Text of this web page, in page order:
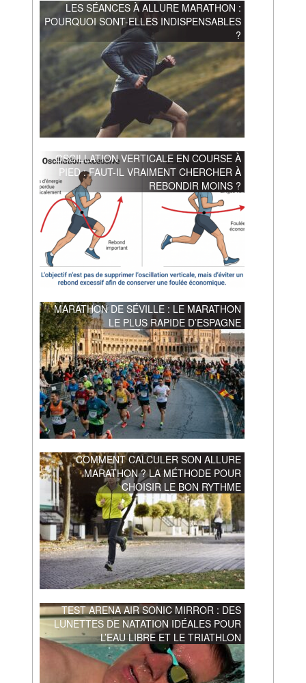
LES SÉANCES À ALLURE MARATHON :
POURQUOI SONT-ELLES INDISPENSABLES
?
OSCILLATION VERTICALE EN COURSE À
PIED : FAUT-IL VRAIMENT CHERCHER À
REBONDIR MOINS ?
MARATHON DE SÉVILLE : LE MARATHON
LE PLUS RAPIDE D’ESPAGNE
COMMENT CALCULER SON ALLURE
MARATHON ? LA MÉTHODE POUR
CHOISIR LE BON RYTHME
TEST ARENA AIR SONIC MIRROR : DES
LUNETTES DE NATATION IDÉALES POUR
L’EAU LIBRE ET LE TRIATHLON